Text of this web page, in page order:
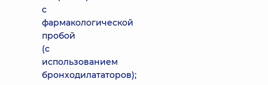
с
фармакологической
пробой
(с
использованием
бронходилататоров);